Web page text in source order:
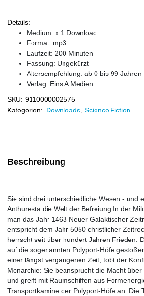
Details:
Medium: x 1 Download
Format: mp3
Laufzeit: 200 Minuten
Fassung: Ungekürzt
Altersempfehlung: ab 0 bis 99 Jahren
Verlag: Eins A Medien
SKU: 9110000002575
Kategorien: Downloads Science Fiction
Beschreibung
Sie sind drei unterschiedliche Wesen - und
Anthuresta die Welt der Befreiung In der
man das Jahr 1463 Neuer Galaktischer
entspricht dem Jahr 5050 christlicher
herrscht seit über hundert Jahren Frieden.
auf die sogenannten Polyport-Höfe
einer längst vergangenen Zeit, tobt der
Monarchie: Sie beansprucht die Macht
und greift mit Raumschiffen aus
Transportkamine der Polyport-Höfe an. Die